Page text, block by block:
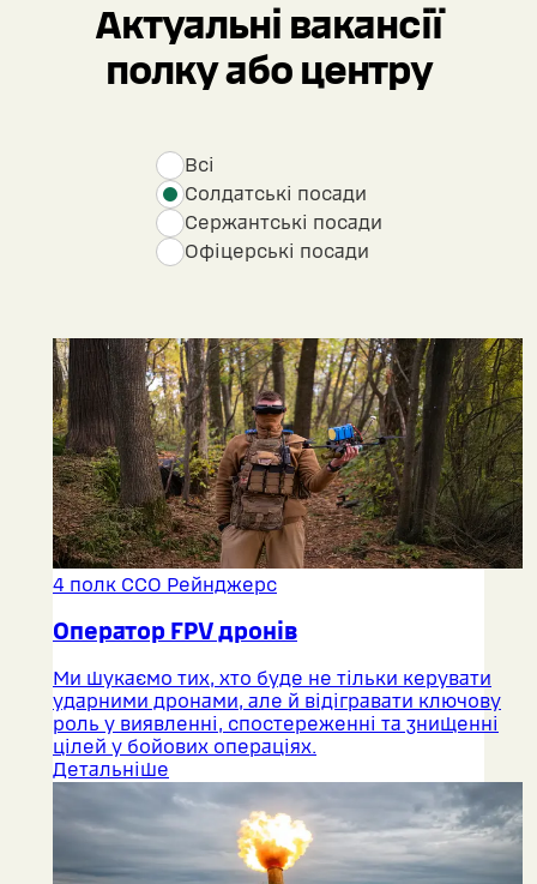
Актуальні вакансії
полку або центру
Всі
Солдатські посади
Сержантські посади
Офіцерські посади
4 полк ССО Рейнджерс
Оператор FPV дронів
Ми шукаємо тих, хто буде не тільки керувати
ударними дронами, але й відігравати ключову
роль у виявленні, спостереженні та знищенні
цілей у бойових операціях.
Детальніше